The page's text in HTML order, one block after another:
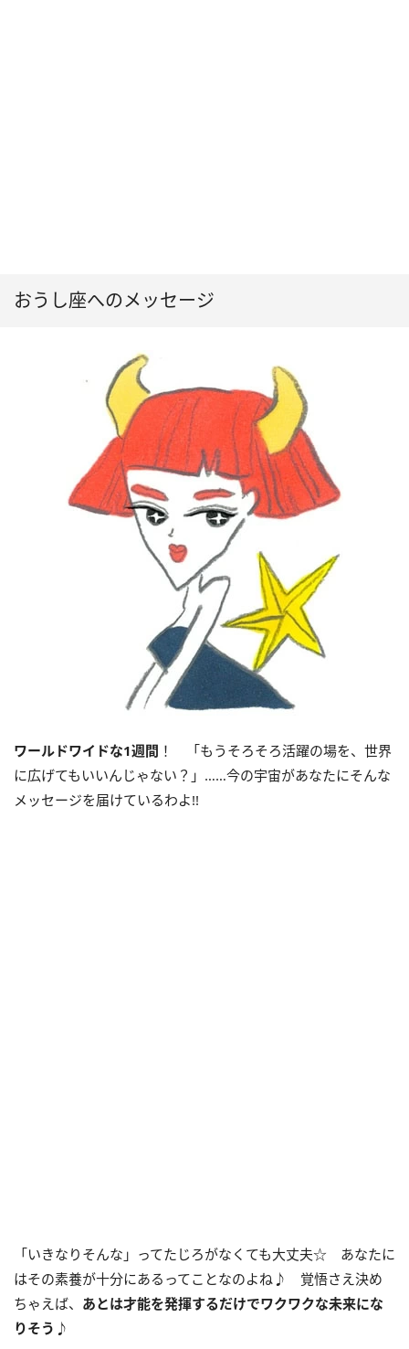
おうし座へのメッセージ
ワールドワイドな1週間 ！ 「もうそろそろ活躍の場を、世界
に広げてもいいんじゃない？」……今の宇宙があなたにそんな
メッセージを届けているわよ!!
「いきなりそんな」ってたじろがなくても大丈夫☆ あなたに
はその素養が十分にあるってことなのよね♪ 覚悟さえ決め
ちゃえば、 あとは才能を発揮するだけでワクワクな未来にな
りそう ♪